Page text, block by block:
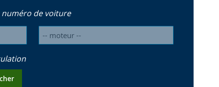
numéro de voiture